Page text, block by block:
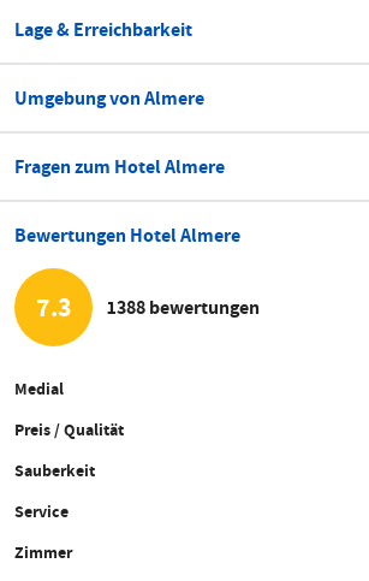
Lage & Erreichbarkeit
Umgebung von Almere
Fragen zum Hotel Almere
Bewertungen Hotel Almere
7.3 1388 bewertungen
Medial
Preis / Qualität
Sauberkeit
Service
Zimmer